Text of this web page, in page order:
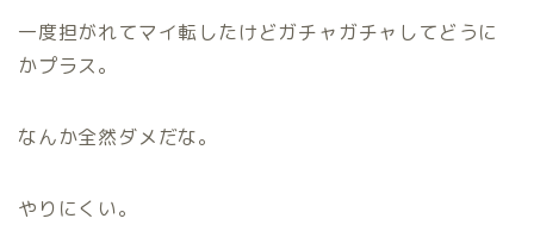
一度担がれてマイ転したけどガチャガチャしてどうに
かプラス。
なんか全然ダメだな。
やりにくい。